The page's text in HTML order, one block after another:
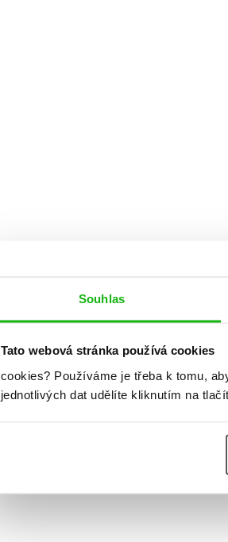
Souhlas
Tato webová stránka používá cookies
cookies? Používáme je třeba k tomu,
jednotlivých dat udělíte kliknutím na